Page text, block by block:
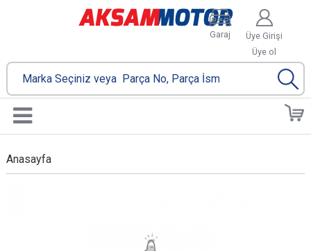
Üye Girişi
Üye ol
Garaj
Anasayfa